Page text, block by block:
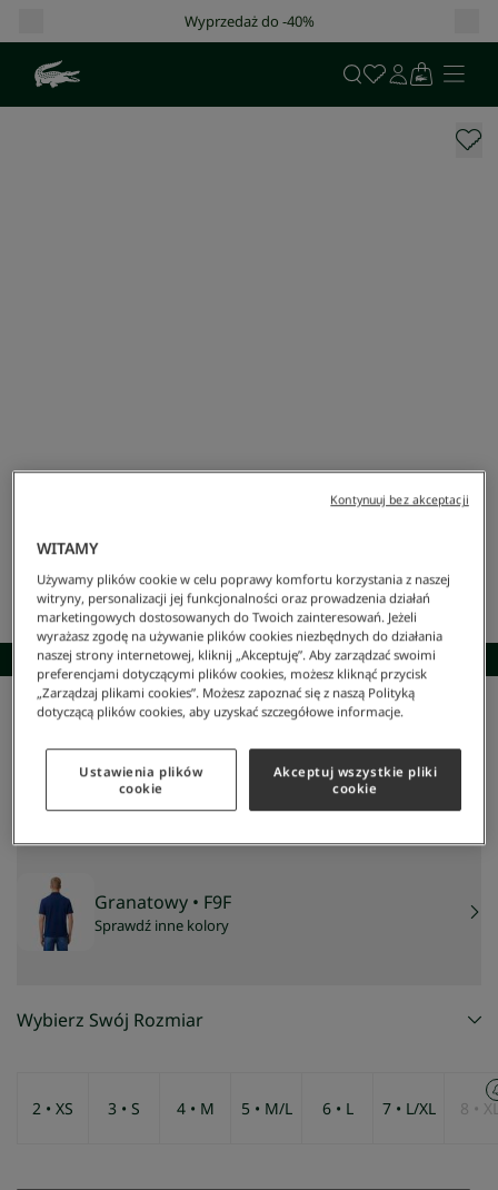
Wyprzedaż do -40%
SKOMPLETUJ STYLIZACJĘ
Lacoste/ Mężczyzna Odzież/ Koszulki Polo/Koszulka Polo L.12.12 Classic Fit
Koszulka Polo L.12.12 Classic Fit
NAJNIŻSZA CENA Z 30 DNI:
CENA REGULARNA: 499 zł -30%
Granatowy • F9F
Sprawdź inne kolory
Wybierz Swój Rozmiar
2 • XS 3 • S 4 • M 5 • M/L 6 • L 7 • L/XL 8 •
WITAMY
Używamy plików cookie w celu poprawy komfortu korzystania z naszej
witryny, personalizacji jej funkcjonalności oraz prowadzenia działań
marketingowych dostosowanych do Twoich zainteresowań. Jeżeli
wyrażasz zgodę na używanie plików cookies niezbędnych do działania
naszej strony internetowej, kliknij „Akceptuję”. Aby zarządzać swoimi
preferencjami dotyczącymi plików cookies, możesz kliknąć przycisk
„Zarządzaj plikami cookies”. Możesz zapoznać się z naszą Polityką
dotyczącą plików cookies, aby uzyskać szczegółowe informacje.
Ustawienia plików
cookie
Akceptuj wszystkie pliki
cookie
Kontynuuj bez akceptacji